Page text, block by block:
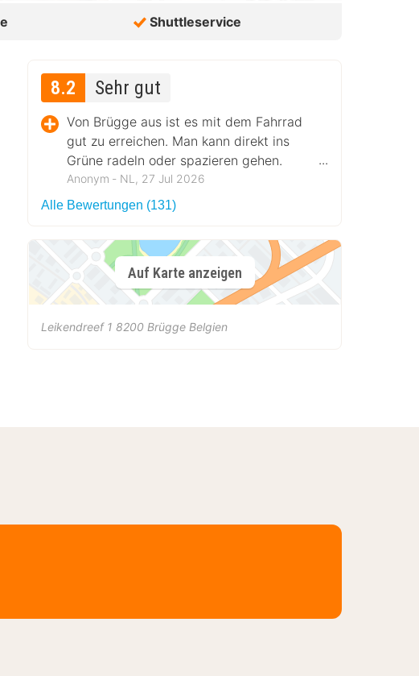
Shuttleservice
8.2 Sehr gut
Von Brügge aus ist es mit dem Fahrrad
gut zu erreichen. Man kann direkt ins
Grüne radeln oder spazieren gehen.
Schöne Außenterrasse.
Anonym ‐ NL, 27 Jul 2026
Alle Bewertungen (131)
Auf Karte anzeigen
Leikendreef 1 8200 Brügge Belgien